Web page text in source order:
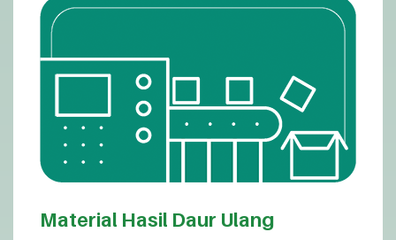
Material Hasil Daur Ulang